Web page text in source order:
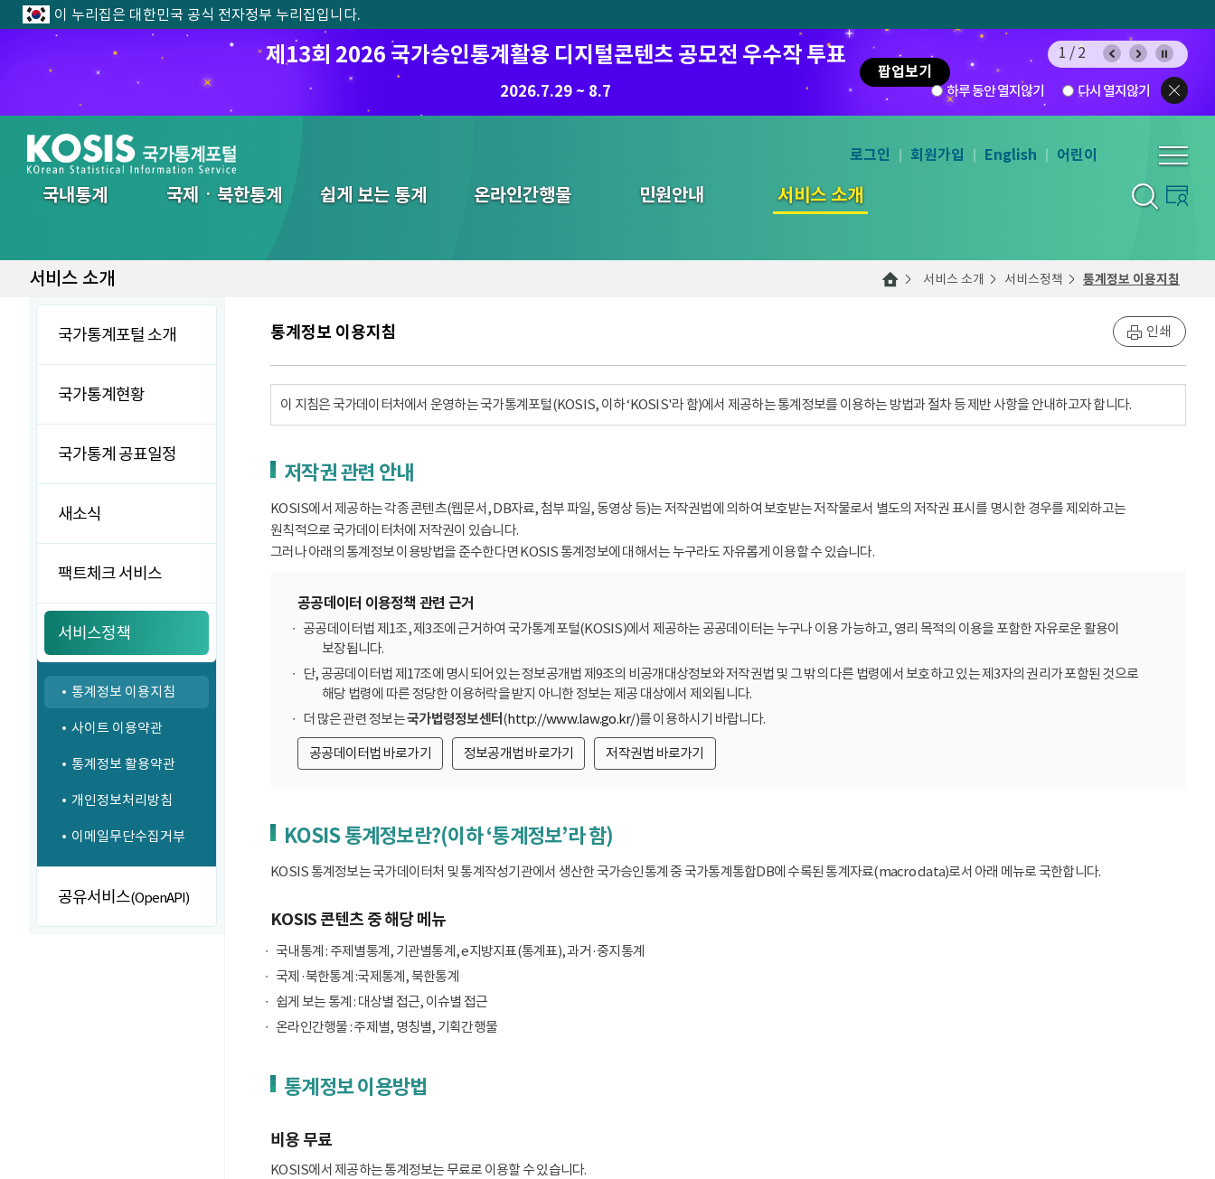
이 누리집은 대한민국 공식 전자정부 누리집입니다.
제13회 2026 국가승인통계활용 디지털콘텐츠 공모전 우수작 투표
2026.7.29 ~ 8.7
팝업보기
8.7.(금) ~ 8.21.(금)
1/2
하루 동안 열지않기 다시 열지않기
국내통계 국제ㆍ북한통계 쉽게 보는 통계 온라인간행물 민원안내 서비스 소개
통합검색
로그인 회원가입 English 어린이
서비스 소개 서비스 소개 서비스정책 통계정보 이용지침
국가통계포털 소개
국가통계현황
국가통계 공표일정
새소식
팩트체크 서비스
서비스정책
통계정보 이용지침
사이트 이용약관
통계정보 활용약관
개인정보처리방침
이메일무단수집거부
공유서비스(OpenAPI)
통계정보 이용지침 인쇄
이 지침은 국가데이터처에서 운영하는 국가통계포털(KOSIS, 이하 ‘KOSIS'라 함)에서 제공하는 통계정보를 이용하는 방법과 절차 등 제반 사항을 안내하고자 합니다.
저작권 관련 안내
KOSIS에서 제공하는 각종 콘텐츠(웹문서, DB자료, 첨부 파일, 동영상 등)는 저작권법에 의하여 보호받는 저작물로서 별도의 저작권 표시를 명시한 경우를 제외하고는
원칙적으로 국가데이터처에 저작권이 있습니다.
그러나 아래의 통계정보 이용방법을 준수한다면 KOSIS 통계정보에 대해서는 누구라도 자유롭게 이용할 수 있습니다.
공공데이터 이용정책 관련 근거
공공데이터법 제1조, 제3조에 근거하여 국가통계포털(KOSIS)에서 제공하는 공공데이터는 누구나 이용 가능하고, 영리 목적의 이용을 포함한 자유로운 활용이
보장됩니다.
단, 공공데이터법 제17조에 명시되어 있는 정보공개법 제9조의 비공개대상정보와 저작권법 및 그 밖의 다른 법령에서 보호하고 있는 제3자의 권리가 포함된 것으로
해당 법령에 따른 정당한 이용허락을 받지 아니한 정보는 제공 대상에서 제외됩니다.
더 많은 관련 정보는국가법령정보센터(http://www.law.go.kr/)를 이용하시기 바랍니다.
공공데이터법 바로가기
정보공개법 바로가기 저작권법 바로가기
KOSIS 통계정보란?(이하 ‘통계정보’라 함)
KOSIS 통계정보는 국가데이터처 및 통계작성기관에서 생산한 국가승인통계 중 국가통계통합DB에 수록된 통계자료(macro data)로서 아래 메뉴로 국한합니다.
KOSIS 콘텐츠 중 해당 메뉴
국내통계 : 주제별통계, 기관별통계, e지방지표(통계표), 과거·중지통계
국제·북한통계 :국제통계, 북한통계
쉽게 보는 통계 : 대상별 접근, 이슈별 접근
온라인간행물 : 주제별, 명칭별, 기획간행물
통계정보 이용방법
비용 무료
KOSIS에서 제공하는 통계정보는 무료로 이용할 수 있습니다.